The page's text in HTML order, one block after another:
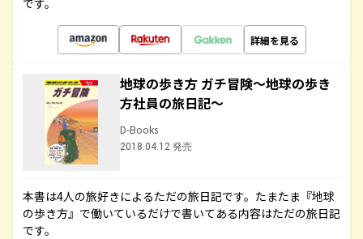
です。
詳細を見る
地球の歩き方 ガチ冒険～地球の歩き
方社員の旅日記～
D-Books
2018.04.12 発売
本書は4人の旅好きによるただの旅日記です。たまたま『地球
の歩き方』で働いているだけで書いてある内容はただの旅日記
です。